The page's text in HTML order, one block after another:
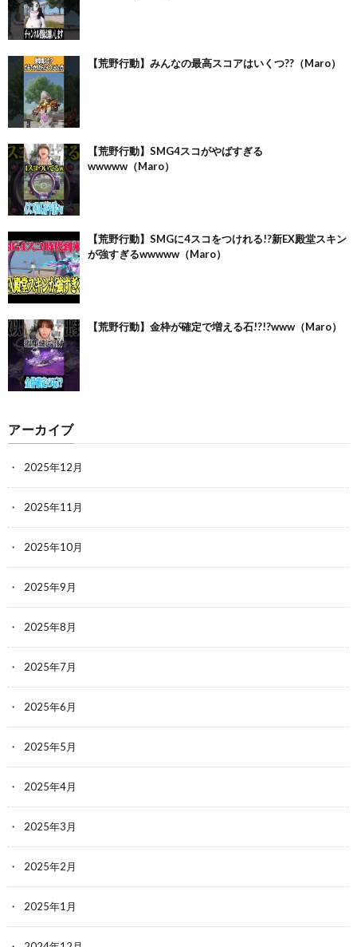
【荒野行動】みんなの最高スコアはいくつ??（Maro）
【荒野行動】SMG4スコがやばすぎる
wwwww（Maro）
【荒野行動】SMGに4スコをつけれる!?新EX殿堂スキン
が強すぎるwwwww（Maro）
【荒野行動】金枠が確定で増える石!?!?www（Maro）
アーカイブ
2025年12月
2025年11月
2025年10月
2025年9月
2025年8月
2025年7月
2025年6月
2025年5月
2025年4月
2025年3月
2025年2月
2025年1月